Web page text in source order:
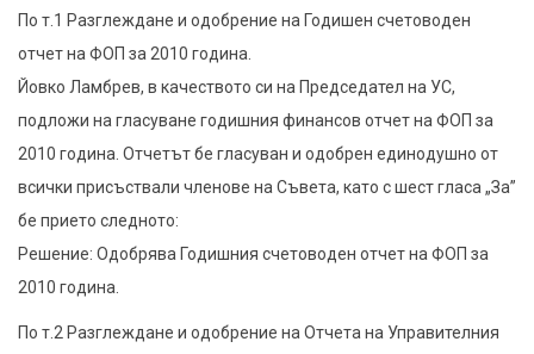
По т.1 Разглеждане и одобрение на Годишен счетоводен
отчет на ФОП за 2010 година.
Йовко Ламбрев, в качеството си на Председател на УС,
подложи на гласуване годишния финансов отчет на ФОП за
2010 година. Отчетът бе гласуван и одобрен единодушно от
всички присъствали членове на Съвета, като с шест гласа „За”
бе прието следното:
Решение: Одобрява Годишния счетоводен отчет на ФОП за
2010 година.
По т.2 Разглеждане и одобрение на Отчета на Управителния